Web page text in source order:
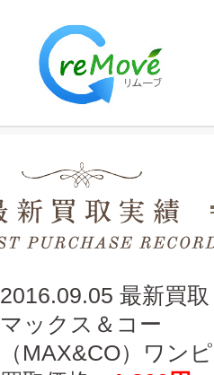
2016.09.05 最新買取
マックス＆コー
（MAX&CO）ワン